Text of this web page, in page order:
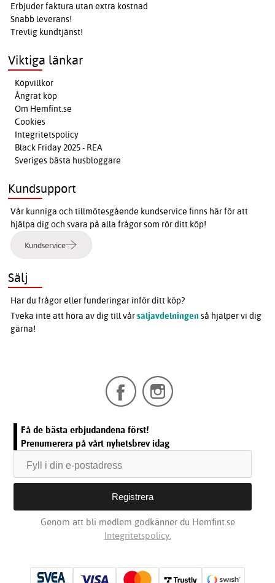
Erbjuder faktura utan extra kostnad
Snabb leverans!
Trevlig kundtjänst!
Viktiga länkar
Köpvillkor
Ångrat köp
Om Hemfint.se
Cookies
Integritetspolicy
Black Friday 2025 - REA
Sveriges bästa husbloggare
Kundsupport
Vår kunniga och tillmötesgående kundservice finns här för att
hjälpa dig och svara på alla frågor som rör ditt köp!
Kundservice
Sälj
Har du frågor eller funderingar inför ditt köp?
Tveka inte att höra av dig till vårsäljavdelningen så hjälper vi dig
gärna!
Få de bästa erbjudandena först!
Prenumerera på vårt nyhetsbrev idag
Genom att bli medlem godkänner du Hemfint.se
Integritetspolicy.